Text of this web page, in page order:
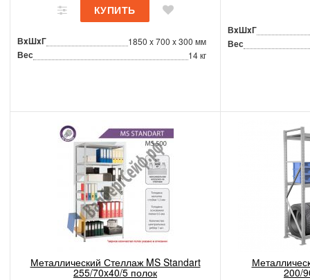
ВxШxГ 1850 x 700 x 300 мм
Вес 14 кг
ВxШxГ
Вес
Металлический Стеллаж MS Standart
255/70x40/5 полок 200/